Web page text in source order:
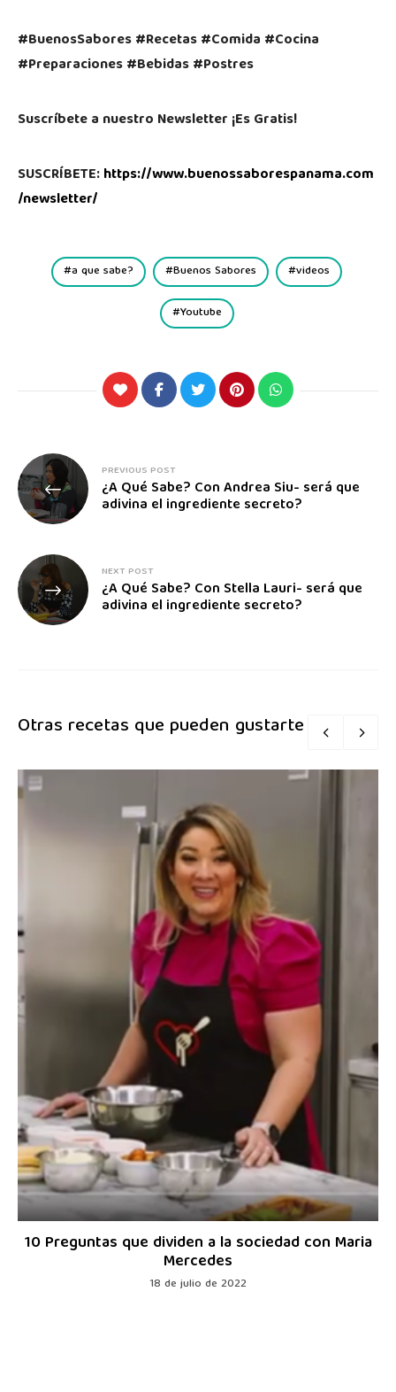
#BuenosSabores #Recetas #Comida #Cocina
#Preparaciones #Bebidas #Postres
Suscríbete a nuestro Newsletter ¡Es Gratis!
SUSCRÍBETE:https://www.buenossaborespanama.com
/newsletter/
a que sabe? Buenos Sabores videos
Youtube
PREVIOUS POST
¿A Qué Sabe? Con Andrea Siu- será que
adivina el ingrediente secreto?
NEXT POST
¿A Qué Sabe? Con Stella Lauri- será que
adivina el ingrediente secreto?
Otras recetas que pueden gustarte
10 Preguntas que dividen a la sociedad con Maria
Mercedes
18 de julio de 2022